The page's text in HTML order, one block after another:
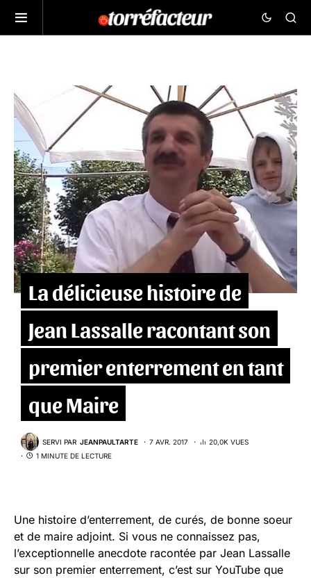
La délicieuse histoire de
Jean Lassalle racontant son
premier enterrement en tant
que Maire
SERVI PAR JEANPAULTARTE 7 AVR. 2017
20,0K VUES
1 MINUTE DE LECTURE
Une histoire d’enterrement, de curés, de bonne soeur
et de maire adjoint. Si vous ne connaissez pas,
l’exceptionnelle anecdote racontée par Jean Lassalle
sur son premier enterrement, c’est sur YouTube que